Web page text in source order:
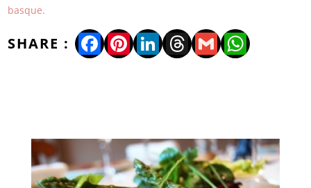
basque.
Facebook
Pinterest
LinkedIn
Threads
Gmail